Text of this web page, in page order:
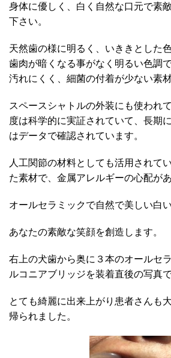
身体に優しく、白く自然な口元で素
下さい。
天然歯の様に明るく、いききとした
歯肉が暗くなる事がなく明るい色調
汚れにくく、細菌の付着が少ない素材
スペースシャトルの外装にも使われ
度は科学的に実証されていて、長期
はデータで確認されています。
人工関節の材料としても活用されて
た素材で、金属アレルギーの心配が
オールセラミックで自然で美しい白い
あなたの素敵な笑顔を創造します。
右上の犬歯から奥に３本のオールセ
ルコニアブリッジを装着直後の写真で
とても綺麗に出来上がり患者さんも
帰られました。